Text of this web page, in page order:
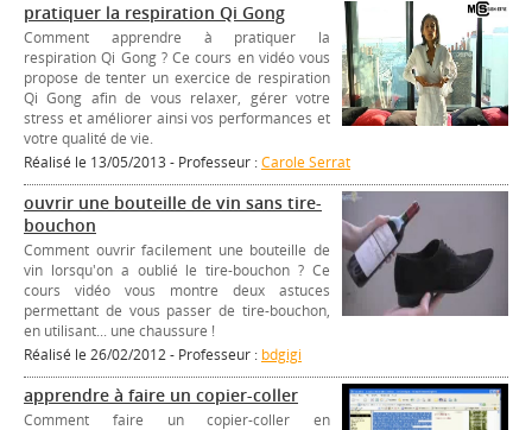
pratiquer la respiration Qi Gong
Comment apprendre à pratiquer la
respiration Qi Gong ? Ce cours en vidéo vous
propose de tenter un exercice de respiration
Qi Gong afin de vous relaxer, gérer votre
stress et améliorer ainsi vos performances et
votre qualité de vie.
Réalisé le 13/05/2013 - Professeur :Carole Serrat
ouvrir une bouteille de vin sans tire-
bouchon
Comment ouvrir facilement une bouteille de
vin lorsqu'on a oublié le tire-bouchon ? Ce
cours vidéo vous montre deux astuces
permettant de vous passer de tire-bouchon,
en utilisant... une chaussure !
Réalisé le 26/02/2012 - Professeur : bdgigi
apprendre à faire un copier-coller
Comment faire un copier-coller en